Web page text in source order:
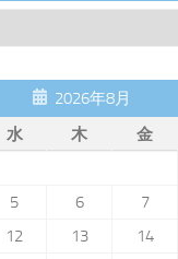
2026年8月
水 木 金
5 6 7
12 13 14